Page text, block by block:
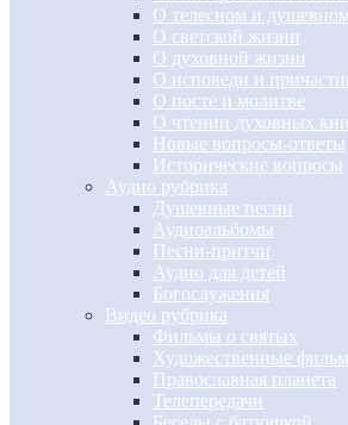
О телесном и душевном
О светской жизни
О духовной жизни
О исповеди и
О посте и молитве
О чтении духовных
Новые вопросы-ответы
Исторические вопросы
Аудио рубрика
Душевные песни
Аудиоальбомы
Песни-притчи
Аудио для детей
Богослужения
Видео рубрика
Фильмы о святых
Художественные
Православная планета
Телепередачи